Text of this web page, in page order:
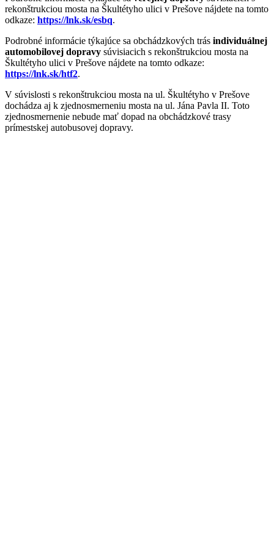
rekonštrukciou mosta na Škultétyho ulici v Prešove nájdete na tomto
odkaze: https://lnk.sk/esbq.
Podrobné informácie týkajúce sa obchádzkových trás individuálnej
automobilovej dopravy súvisiacich s rekonštrukciou mosta na
Škultétyho ulici v Prešove nájdete na tomto odkaze:
https://lnk.sk/htf2.
V súvislosti s rekonštrukciou mosta na ul. Škultétyho v Prešove
dochádza aj k zjednosmerneniu mosta na ul. Jána Pavla II. Toto
zjednosmernenie nebude mať dopad na obchádzkové trasy
prímestskej autobusovej dopravy.